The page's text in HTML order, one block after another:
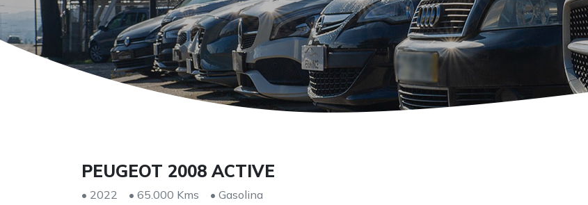
PEUGEOT 2008 ACTIVE
• 2022 • 65.000 Kms • Gasolina